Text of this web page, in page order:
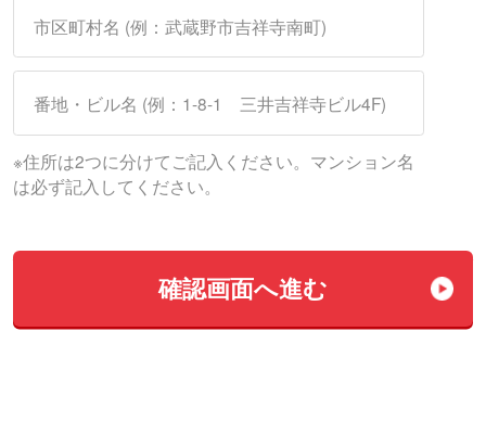
※住所は2つに分けてご記入ください。マンション名
は必ず記入してください。
確認画⾯へ進む